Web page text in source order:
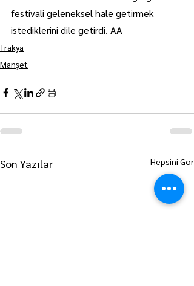
festivali geleneksel hale getirmek
istediklerini dile getirdi. AA
Trakya
Manşet
Son Yazılar Hepsini Gör